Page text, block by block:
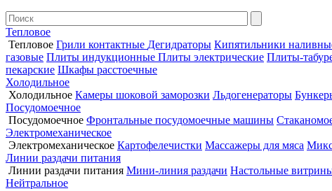
Тепловое
Тепловое Грили контактные Дегидраторы Кипятильники
газовые Плиты индукционные Плиты электрические Плиты-
пекарские Шкафы расстоечные
Холодильное
Холодильное Камеры шоковой заморозки Льдогенераторы
Посудомоечное
Посудомоечное Фронтальные посудомоечные машины
Электромеханическое
Электромеханическое Картофелечистки Массажеры для мяса
Линии раздачи питания
Линии раздачи питания Мини-линия раздачи Настольные
Нейтральное